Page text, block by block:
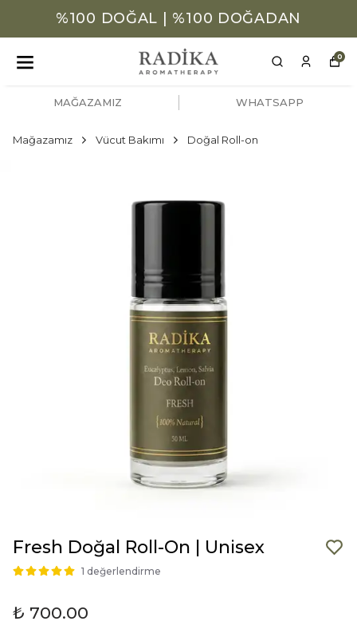
%100 DOĞAL | %100 DOĞADAN
0
MAĞAZAMIZ WHATSAPP
Mağazamız Vücut Bakımı Doğal Roll-on
Fresh Doğal Roll-On | Unisex
1 değerlendirme
₺ 700.00